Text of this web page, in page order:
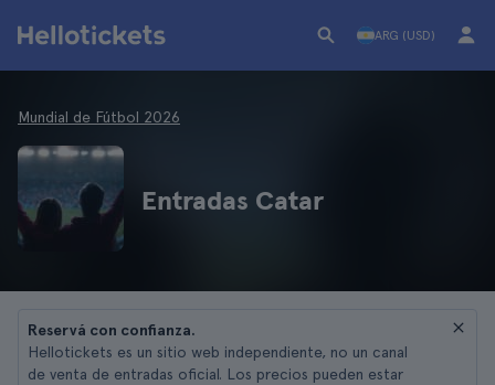
ARG (USD)
Mundial de Fútbol 2026
Entradas Catar
Reservá con confianza.
Hellotickets es un sitio web independiente, no un canal
de venta de entradas oficial. Los precios pueden estar